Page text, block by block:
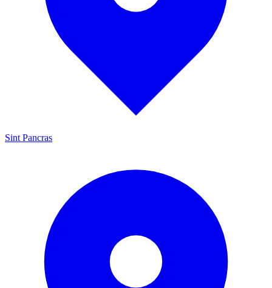
Sint Pancras